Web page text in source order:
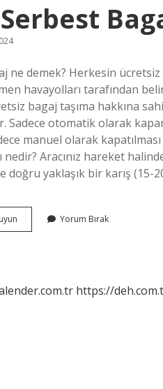
ne demek? Herkesin ücretsiz
havayolları tarafından
bagaj taşıma hakkına
Sadece otomatik olarak
manuel olarak
nedir? Aracınız hareket
doğru yaklaşık bir karış
Serbest
Yorum Bırak
https://